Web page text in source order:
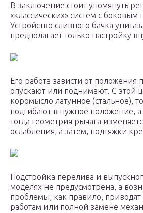
В заключение стоит упомянуть
«классических» систем с
Устройство сливного бачка
предполагает только настройку
Его работа зависти от положения
опускают или поднимают. С этой
коромысло латунное (стальное),
подгибают в нужное положение, а
тогда геометрия рычага
ослабления, а затем, подтяжки
Подстройка перелива и
моделях не предусмотрена, а
проблемы, как правило,
работам или полной замене